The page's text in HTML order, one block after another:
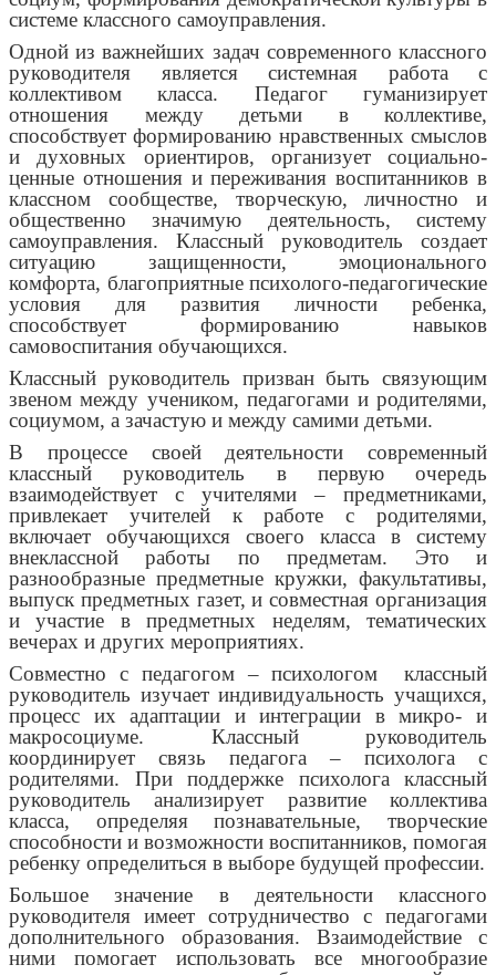
системе классного самоуправления.
Одной из важнейших задач современного классного
руководителя является системная работа с
коллективом класса. Педагог гуманизирует
отношения между детьми в коллективе,
способствует формированию нравственных смыслов
и духовных ориентиров, организует социально-
ценные отношения и переживания воспитанников в
классном сообществе, творческую, личностно и
общественно значимую деятельность, систему
самоуправления. Классный руководитель создает
ситуацию защищенности, эмоционального
комфорта, благоприятные психолого-педагогические
условия для развития личности ребенка,
способствует формированию навыков
самовоспитания обучающихся.
Классный руководитель призван быть связующим
звеном между учеником, педагогами и родителями,
социумом, а зачастую и между самими детьми.
В процессе своей деятельности современный
классный руководитель в первую очередь
взаимодействует с учителями – предметниками,
привлекает учителей к работе с родителями,
включает обучающихся своего класса в систему
внеклассной работы по предметам. Это и
разнообразные предметные кружки, факультативы,
выпуск предметных газет, и совместная организация
и участие в предметных неделям, тематических
вечерах и других мероприятиях.
Совместно с педагогом – психологом классный
руководитель изучает индивидуальность учащихся,
процесс их адаптации и интеграции в микро- и
макросоциуме. Классный руководитель
координирует связь педагога – психолога с
родителями. При поддержке психолога классный
руководитель анализирует развитие коллектива
класса, определяя познавательные, творческие
способности и возможности воспитанников, помогая
ребенку определиться в выборе будущей профессии.
Большое значение в деятельности классного
руководителя имеет сотрудничество с педагогами
дополнительного образования. Взаимодействие с
ними помогает использовать все многообразие